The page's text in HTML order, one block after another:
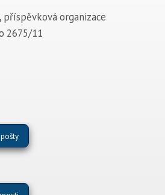
příspěvková organizace
2675/11